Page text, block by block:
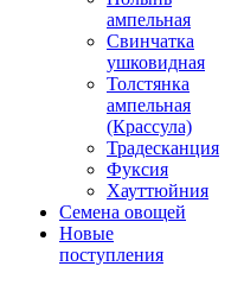
ампельная
Свинчатка
ушковидная
Толстянка
ампельная
(Крассула)
Традесканция
Фуксия
Хауттюйния
Семена овощей
Новые
поступления